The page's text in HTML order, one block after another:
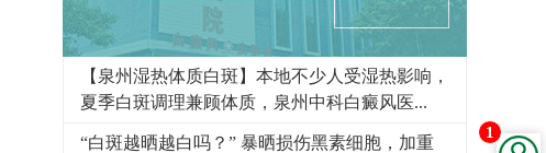
1
【泉州湿热体质白斑】本地不少人受湿热影响，
夏季白斑调理兼顾体质，泉州中科白癜风医...
“白斑越晒越白吗？” 暴晒损伤黑素细胞，加重